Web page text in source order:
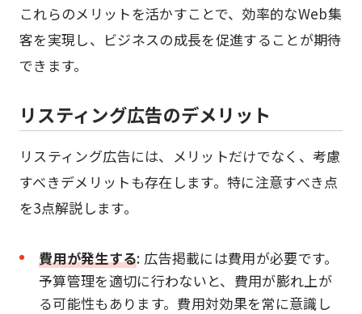
これらのメリットを活かすことで、効率的なWeb集
客を実現し、ビジネスの成長を促進することが期待
できます。
リスティング広告のデメリット
リスティング広告には、メリットだけでなく、考慮
すべきデメリットも存在します。特に注意すべき点
を3点解説します。
費用が発生する: 広告掲載には費用が必要です。
予算管理を適切に行わないと、費用が膨れ上が
る可能性もあります。費用対効果を常に意識し